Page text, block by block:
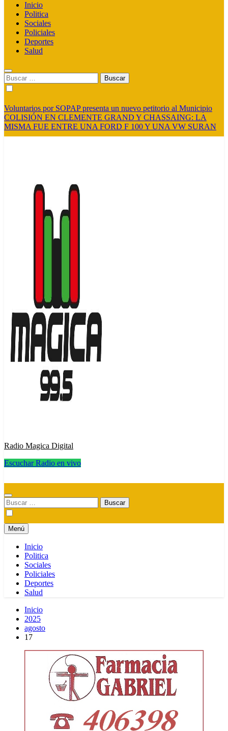
Inicio
Politica
Sociales
Policiales
Deportes
Salud
Buscar:
Voluntarios por SOPAP presenta un nuevo petitorio al Municipio
COLISIÓN EN CLEMENTE GRAND Y CHASSAING: LA
MISMA FUE ENTRE UNA FORD F 100 Y UNA VW SURAN
Radio Magica Digital
Escuchar Radio en vivo
Buscar:
Menú
Inicio
Politica
Sociales
Policiales
Deportes
Salud
Inicio
2025
agosto
17